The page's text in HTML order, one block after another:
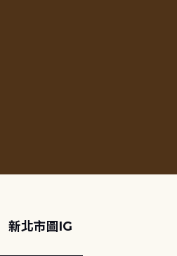
新北市圖IG